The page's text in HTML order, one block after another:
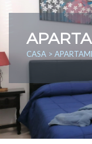
CASA >